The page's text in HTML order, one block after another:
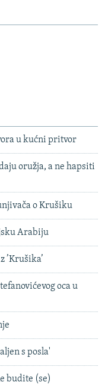
u kućni pritvor
oružja, a ne hapsiti
o Krušiku
Arabiju
’Krušika’
oca u
s posla'
budite (se)